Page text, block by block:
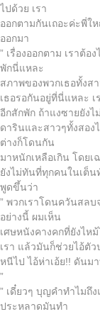
ไปด้วย เรา
ออกตามกันเถอะค่ะพี่ใ
ออกมา
” เรื่องออกตาม เราต้
พักนี่แหละ
สภาพของพวกเธอทั้งส
เธอรอกันอยู่ที่นี่แหละ เ
อีกสักพัก ถ้าแงซายยังไ
ดารินและสาวๆทั้งสอง
ต่างก็โดนกัน
มาหนักเหลือเกิน โดยเ
ยังไม่ทันที่ทุกคนในเต็
พูดขึ้นว่า
” พวกเราโดนควันสล
อย่างนี้ ผมเห็น
เศษหนังคางคกที่ยังไห
เรา แล้วมันก็ช่วยไอ้ตัว
หนีไป ไอ้ห่าเอ้ย!! ดันม
”
” เดี๋ยวๆ บุญคำทำไมถึ
ประหลาดมันทำ